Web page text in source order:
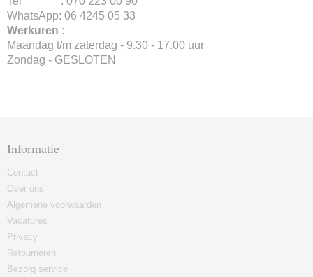
WhatsApp: 06 4245 05 33
Werkuren :
Maandag t/m zaterdag - 9.30 - 17.00 uur
Zondag - GESLOTEN
Informatie
Contact
Over ons
Algemene voorwaarden
Vacatures
Privacy
Retourneren
Bezorg service